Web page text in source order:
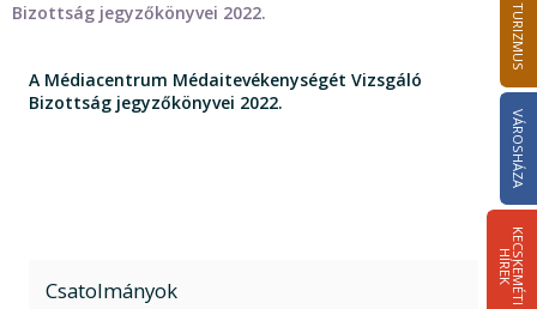
TURIZMUS
VÁROSHÁZA
K
E
C
S
K
E
M
É
T
I
HÍ
R
E
K
Bizottság jegyzőkönyvei 2022.
A Médiacentrum Médaitevékenységét Vizsgáló
Bizottság jegyzőkönyvei 2022.
Csatolmányok